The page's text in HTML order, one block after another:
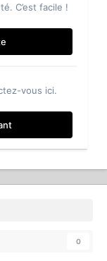
C’est facile !
vous ici.
0